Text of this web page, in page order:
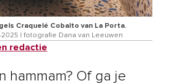
Craquelé Cobalto van La Porta.
| fotografie Dana van Leeuwen
redactie
hammam? Of ga je